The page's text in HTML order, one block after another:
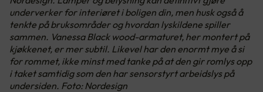
underverker for interiøret i boligen din, men husk også å
tenkte på bruksområder og hvordan lyskildene spiller
sammen. Vanessa Black wood-armaturet, her montert på
kjøkkenet, er mer subtil. Likevel har den enormt mye å si
for rommet, ikke minst med tanke på at den gir romlys opp
i taket samtidig som den har sensorstyrt arbeidslys på
undersiden. Foto: Nordesign